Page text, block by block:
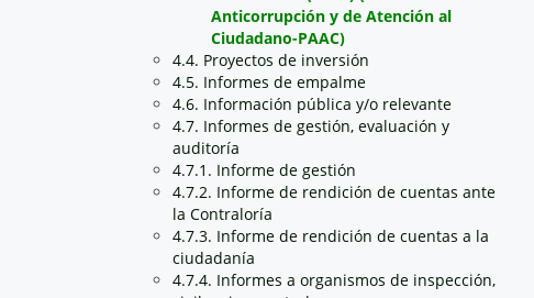
Anticorrupción y de Atención al
Ciudadano-PAAC)
4.4. Proyectos de inversión
4.5. Informes de empalme
4.6. Información pública y/o relevante
4.7. Informes de gestión, evaluación y
auditoría
4.7.1. Informe de gestión
4.7.2. Informe de rendición de cuentas ante
la Contraloría
4.7.3. Informe de rendición de cuentas a la
ciudadanía
4.7.4. Informes a organismos de inspección,